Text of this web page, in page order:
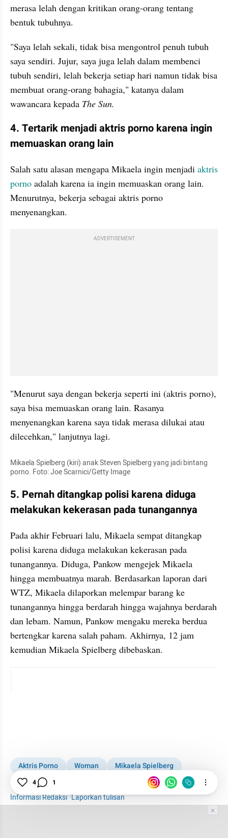
merasa lelah dengan kritikan orang-orang tentang
bentuk tubuhnya.
"Saya lelah sekali, tidak bisa mengontrol penuh tubuh
saya sendiri. Jujur, saya juga lelah dalam membenci
tubuh sendiri, lelah bekerja setiap hari namun tidak bisa
membuat orang-orang bahagia," katanya dalam
wawancara kepada The Sun.
4. Tertarik menjadi aktris porno karena ingin
memuaskan orang lain
Salah satu alasan mengapa Mikaela ingin menjadi aktris
porno adalah karena ia ingin memuaskan orang lain.
Menurutnya, bekerja sebagai aktris porno
menyenangkan.
ADVERTISEMENT
"Menurut saya dengan bekerja seperti ini (aktris porno),
saya bisa memuaskan orang lain. Rasanya
menyenangkan karena saya tidak merasa dilukai atau
dilecehkan," lanjutnya lagi.
Mikaela Spielberg (kiri) anak Steven Spielberg yang jadi bintang
porno. Foto: Joe Scarnici/Getty Image
5. Pernah ditangkap polisi karena diduga
melakukan kekerasan pada tunangannya
Pada akhir Februari lalu, Mikaela sempat ditangkap
polisi karena diduga melakukan kekerasan pada
tunangannya. Diduga, Pankow mengejek Mikaela
hingga membuatnya marah. Berdasarkan laporan dari
WTZ, Mikaela dilaporkan melempar barang ke
tunangannya hingga berdarah hingga wajahnya berdarah
dan lebam. Namun, Pankow mengaku mereka berdua
bertengkar karena salah paham. Akhirnya, 12 jam
kemudian Mikaela Spielberg dibebaskan.
Aktris Porno Woman
Mikaela Spielberg
Steven Spielberg
Informasi Redaksi·Laporkan tulisan
4 1